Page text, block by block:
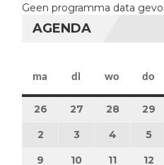
Geen programma data
AGENDA
ma maandag
di dinsdag
wo do
26 26 mei 2025
27 27 mei 2025
28 28 mei
29
2 2 juni 2025
3 3 juni 2025
4 4 juni55
9 9 juni 2025
10 10 juni 2025
11 11 juni12